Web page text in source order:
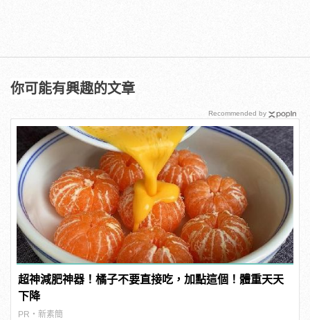
你可能有興趣的文章
超神減肥神器！橘子不要直接吃，加點這個！體重天天
下降
PR・新素簡
Recommended by